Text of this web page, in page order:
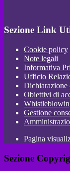
Sezione Link
Cookie policy
Note legali
Informativa
Ufficio
Dichiarazione
Obiettivi di
Gestione
Pagina
Sezione